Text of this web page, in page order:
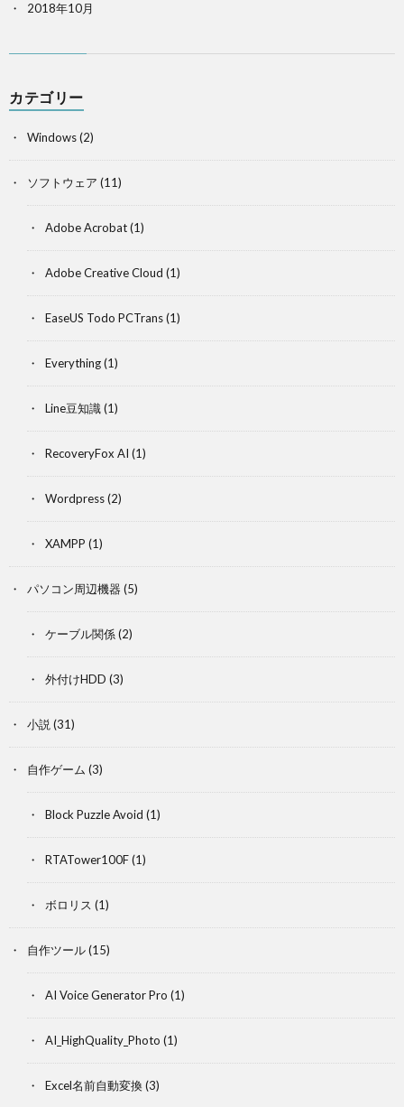
2018年10月
カテゴリー
Windows(2)
ソフトウェア (11)
Adobe Acrobat(1)
Adobe Creative Cloud (1)
EaseUS Todo PCTrans(1)
Everything(1)
Line豆知識(1)
RecoveryFox AI (1)
Wordpress(2)
XAMPP (1)
パソコン周辺機器 (5)
ケーブル関係(2)
外付けHDD (3)
小説 (31)
自作ゲーム (3)
Block Puzzle Avoid (1)
RTATower100F(1)
ボロリス (1)
自作ツール(15)
AI Voice Generator Pro (1)
AI_HighQuality_Photo (1)
Excel名前自動変換(3)